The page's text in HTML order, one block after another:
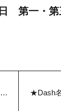
第一・第
★Dash